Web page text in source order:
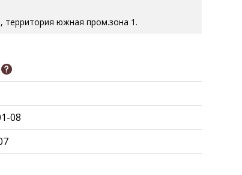
территория южная пром.зона 1.
08